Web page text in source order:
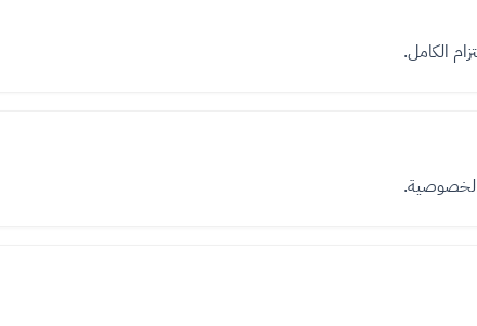
الكامل.